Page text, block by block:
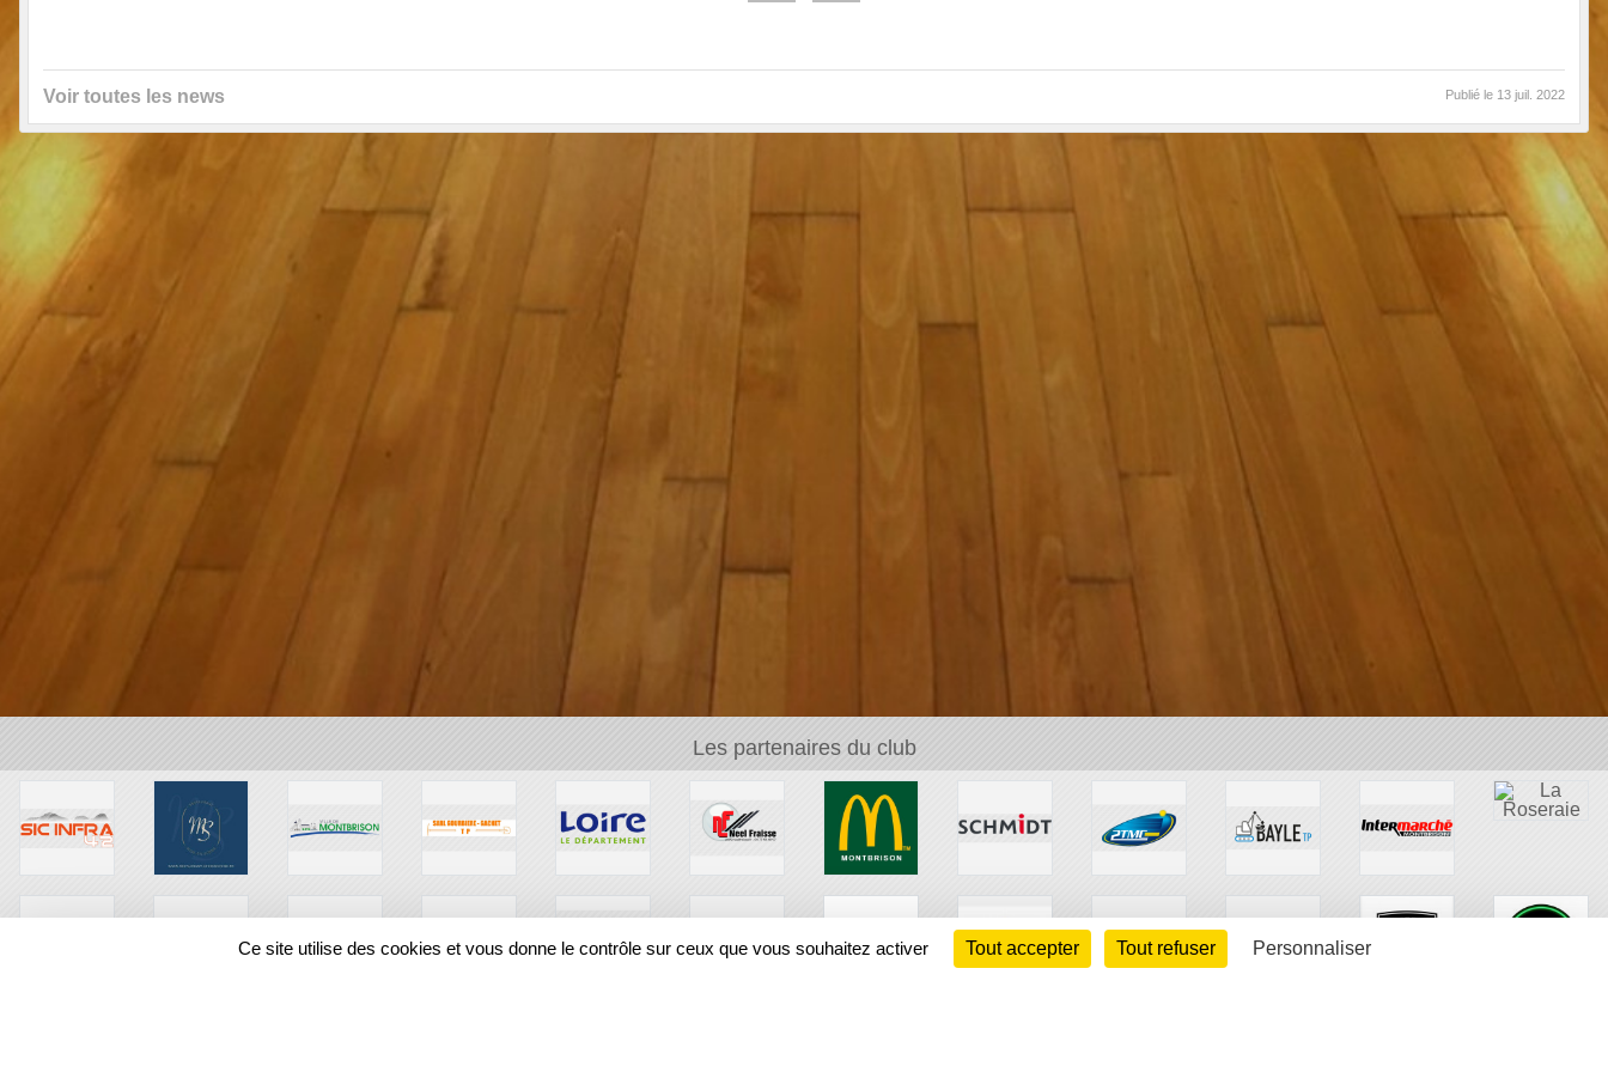
Voir toutes les news Publié le 13 juil. 2022
Les partenaires du club
Ce site utilise des cookies et vous donne le contrôle sur ceux que vous souhaitez activer Tout accepter Tout refuser Personnaliser